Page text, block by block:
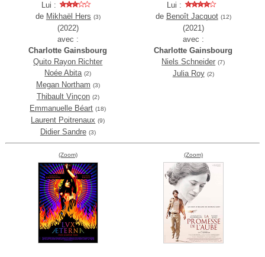
Lui :
de Mikhaël Hers (3)
(2022)
avec :
Charlotte Gainsbourg
Quito Rayon Richter
Noée Abita (2)
Megan Northam (3)
Thibault Vinçon (2)
Emmanuelle Béart (18)
Laurent Poitrenaux (9)
Didier Sandre (3)
Lui :
de Benoît Jacquot (12)
(2021)
avec :
Charlotte Gainsbourg
Niels Schneider (7)
Julia Roy (2)
(Zoom) (Zoom)